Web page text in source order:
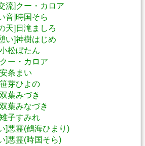
流]クー・カロア
音]時国そら
天]日滝ましろ
い]神樹はじめ
松ぼたん
ー・カロア
条まい
芽ひよの
葉みづき
葉みなづき
子すみれ
]悪霊(鶴海ひまり)
]悪霊(時国そら)